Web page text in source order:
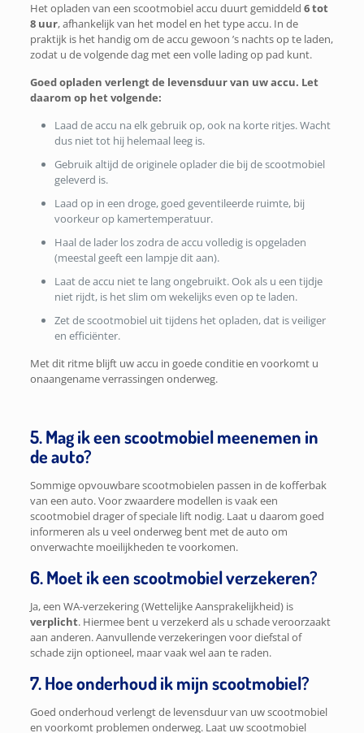
Het opladen van een scootmobiel accu duurt gemiddeld 6 tot
8 uur, afhankelijk van het model en het type accu. In de
praktijk is het handig om de accu gewoon ’s nachts op te laden,
zodat u de volgende dag met een volle lading op pad kunt.
Goed opladen verlengt de levensduur van uw accu. Let
daarom op het volgende:
Laad de accu na elk gebruik op, ook na korte ritjes. Wacht
dus niet tot hij helemaal leeg is.
Gebruik altijd de originele oplader die bij de scootmobiel
geleverd is.
Laad op in een droge, goed geventileerde ruimte, bij
voorkeur op kamertemperatuur.
Haal de lader los zodra de accu volledig is opgeladen
(meestal geeft een lampje dit aan).
Laat de accu niet te lang ongebruikt. Ook als u een tijdje
niet rijdt, is het slim om wekelijks even op te laden.
Zet de scootmobiel uit tijdens het opladen, dat is veiliger
en efficiënter.
Met dit ritme blijft uw accu in goede conditie en voorkomt u
onaangename verrassingen onderweg.
5. Mag ik een scootmobiel meenemen in
de auto?
Sommige opvouwbare scootmobielen passen in de kofferbak
van een auto. Voor zwaardere modellen is vaak een
scootmobiel drager of speciale lift nodig. Laat u daarom goed
informeren als u veel onderweg bent met de auto om
onverwachte moeilijkheden te voorkomen.
6. Moet ik een scootmobiel verzekeren?
Ja, een WA-verzekering (Wettelijke Aansprakelijkheid) is
verplicht. Hiermee bent u verzekerd als u schade veroorzaakt
aan anderen. Aanvullende verzekeringen voor diefstal of
schade zijn optioneel, maar vaak wel aan te raden.
7. Hoe onderhoud ik mijn scootmobiel?
Goed onderhoud verlengt de levensduur van uw scootmobiel
en voorkomt problemen onderweg. Laat uw scootmobiel